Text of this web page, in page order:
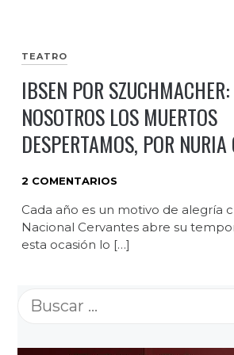
TEATRO
IBSEN POR
NOSOTROS LOS MUERTOS
DESPERTAMOS, POR
2 COMENTARIOS
Cada año es un motivo de alegría
Nacional Cervantes abre su
esta ocasión lo […]
Buscar: